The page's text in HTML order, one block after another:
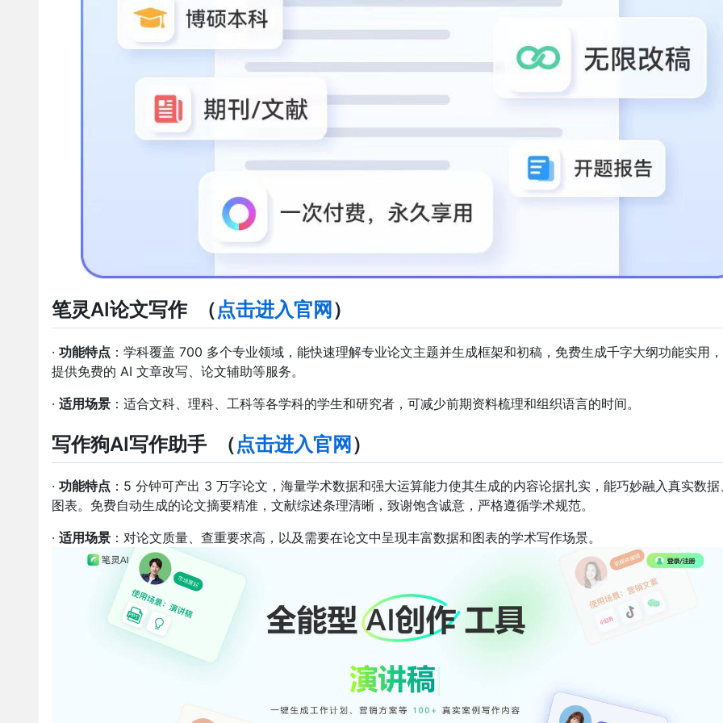
笔灵AI论文写作（点击进入官网 ）
· 功能特点 ：学科覆盖 700 多个专业领域，能快速理解专业论文主题并生成框架和初稿，免费生成千字大纲功能实用
提供免费的 AI 文章改写、论文辅助等服务。
· 适用场景 ：适合文科、理科、工科等各学科的学生和研究者，可减少前期资料梳理和组织语言的时间。
写作狗AI写作助手 （点击进入官网）
· 功能特点 ：5 分钟可产出 3 万字论文，海量学术数据和强大运算能力使其生成的内容论据扎实，能巧妙融入真实数据
图表。免费自动生成的论文摘要精准，文献综述条理清晰，致谢饱含诚意，严格遵循学术规范。
· 适用场景 ：对论文质量、查重要求高，以及需要在论文中呈现丰富数据和图表的学术写作场景。